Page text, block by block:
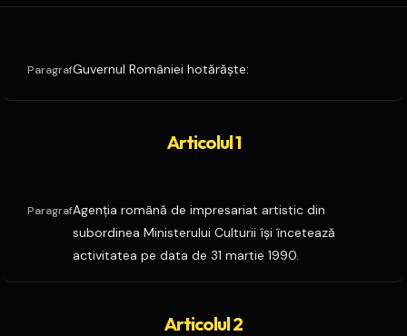
ParagrafGuvernul României hotărăşte:
Articolul 1
ParagrafAgenţia română de impresariat artistic din
subordinea Ministerului Culturii îşi încetează
activitatea pe data de 31 martie 1990.
Articolul 2